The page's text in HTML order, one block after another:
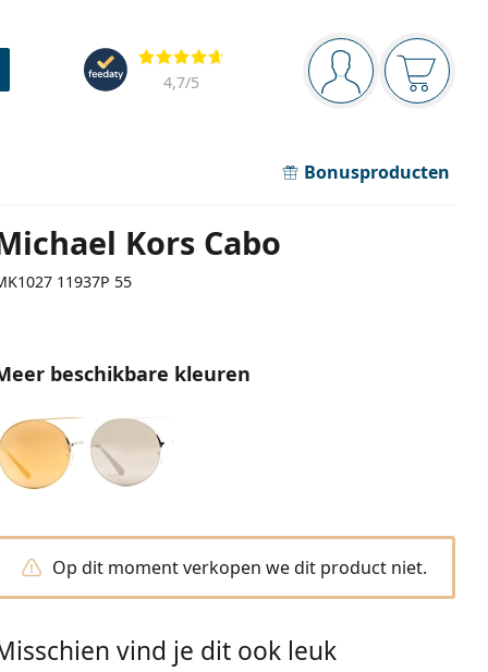
Navigatie
Je bent ingelogd
Jouw
Beoordelingen
4,7/5
Bonusproducten
Kors Cabo
11937P 55
beschikbare kleuren
Op dit moment verkopen we dit product niet.
vind je dit ook leuk